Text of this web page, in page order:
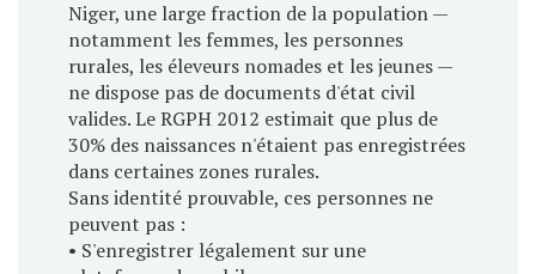
Niger, une large fraction de la population —
notamment les femmes, les personnes
rurales, les éleveurs nomades et les jeunes —
ne dispose pas de documents d'état civil
valides. Le RGPH 2012 estimait que plus de
30% des naissances n'étaient pas enregistrées
dans certaines zones rurales.
Sans identité prouvable, ces personnes ne
peuvent pas :
• S'enregistrer légalement sur une